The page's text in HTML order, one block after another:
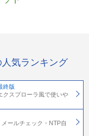
人気ランキング
終版
クスプローラ風で使いや
ールチェック・NTP自